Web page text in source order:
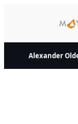
Alexander